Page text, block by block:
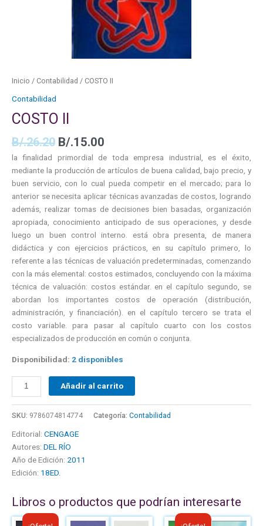
Inicio / Contabilidad / COSTO II
Contabilidad
COSTO II
B/.26.20 B/.15.00
la finalidad primordial de toda empresa industrial, es el éxito,
mediante la producción de artículos de buena calidad, bajo precio, y
buen servicio, con lo cual pueda competir en el mercado; para lo
anterior se necesita aplicar técnicas avanzadas de costos, logrando
además, realizar tomas de decisiones bien basadas, organización
apropiada, conocimiento anticipado de sus operaciones, y desde
luego un buen control interno. está obra presenta, de manera
didáctica y con ejercicios prácticos, en su capítulo primero, lo
referente a las técnicas de valuación predeterminadas, comenzando
con la más elemental: costos estimados, concluyendo con la máxima
técnica de valuación: costos estándar. en el capítulo segundo, se
abordan los importantes costos de operación (distribución,
administración, y financiación). en el capítulo tercero se trata el
costo variable. para pasar al capítulo cuarto con los costos
especializados de producción en común o conjunta.
Disponibilidad: 2 disponibles
Añadir al carrito
SKU: 9786074814774 Categoría: Contabilidad
Editorial: CENGAGE
Autores: DEL RÍO
Año de Edición: 2011
Edición: 18ED.
Libros o productos que podrían interesarte